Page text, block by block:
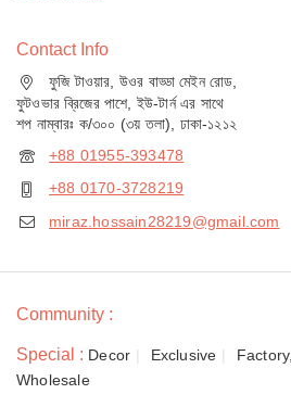
Contact Info
ফুজি টাওয়ার, উওর বাড্ডা মেইন রোড,
ফুটওভার ব্রিজের পাশে, ইউ-টার্ন এর সাথে
শপ নাম্বারঃ ক/৩০০ (৩য় তলা), ঢাকা-১২১২
+88 01955-393478
+88 0170-3728219
miraz.hossain28219@gmail.com
Community :
Special : Decor Exclusive Factory,
Wholesale